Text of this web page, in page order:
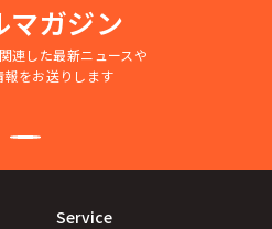
マガジン
連した最新ニュースや
報をお送りします
Service